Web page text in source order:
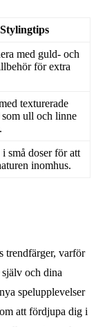
Stylingtips
med guld- och
för extra
texturerade
som ull och linne
små doser för att
inomhus.
trendfärger, varför
och dina
spelupplevelser
att fördjupa dig i